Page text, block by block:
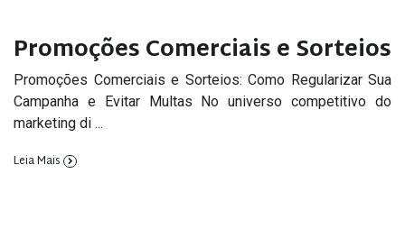
Promoções Comerciais e Sorteios
Promoções Comerciais e Sorteios: Como Regularizar Sua
Campanha e Evitar Multas No universo competitivo do
marketing di ...
Leia Mais